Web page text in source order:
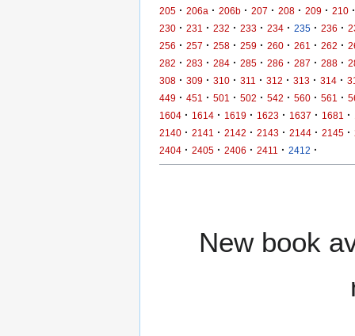
205 · 206a · 206b · 207 · 208 · 209 · 210 ·
230 · 231 · 232 · 233 · 234 · 235 · 236 ·
256 · 257 · 258 · 259 · 260 · 261 · 262 ·
282 · 283 · 284 · 285 · 286 · 287 · 288 ·
308 · 309 · 310 · 311 · 312 · 313 · 314 ·
449 · 451 · 501 · 502 · 542 · 560 · 561 ·
1604 · 1614 · 1619 · 1623 · 1637 · 1681 ·
2140 · 2141 · 2142 · 2143 · 2144 · 2145 ·
2404 · 2405 · 2406 · 2411 · 2412 ·
New book